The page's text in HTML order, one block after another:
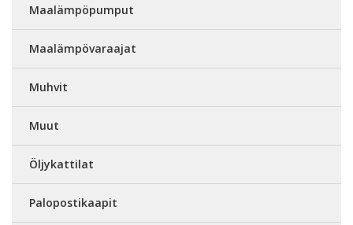
Maalämpöpumput
Maalämpövaraajat
Muhvit
Muut
Öljykattilat
Palopostikaapit